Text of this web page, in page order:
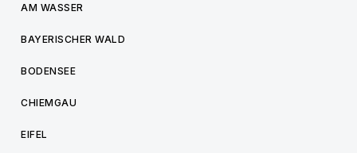
AM WASSER
BAYERISCHER WALD
BODENSEE
CHIEMGAU
EIFEL